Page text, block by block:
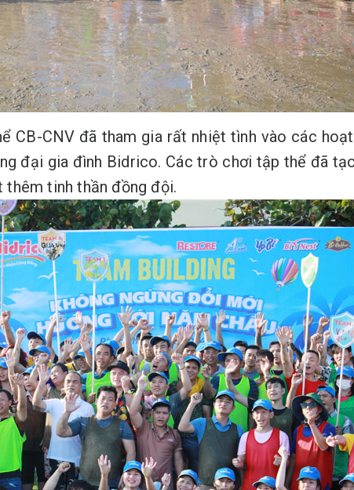
CB-CNV đã tham gia rất nhiệt tình vào các
đại gia đình Bidrico. Các trò chơi tập thể đã
tinh thần đồng đội.